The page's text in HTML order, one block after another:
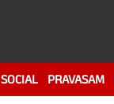
SOCIAL PRAVASAM